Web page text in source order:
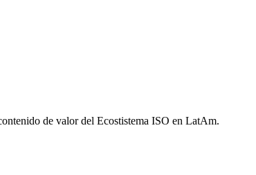
de valor del Ecostistema ISO en LatAm.